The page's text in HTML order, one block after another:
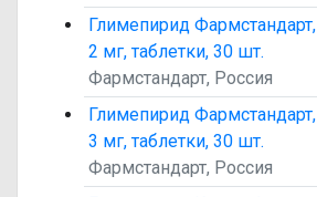
Глимепирид Фармстандарт,
2 мг, таблетки, 30 шт.
Фармстандарт, Россия
Глимепирид Фармстандарт,
3 мг, таблетки, 30 шт.
Фармстандарт, Россия